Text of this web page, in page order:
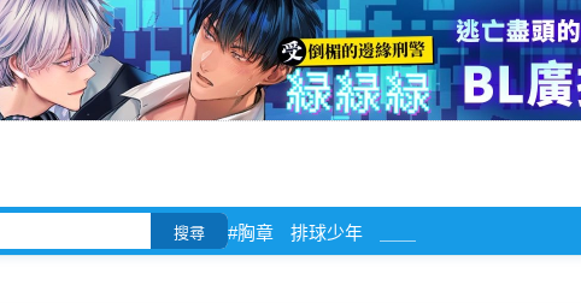
搜尋 #胸章 排球少年